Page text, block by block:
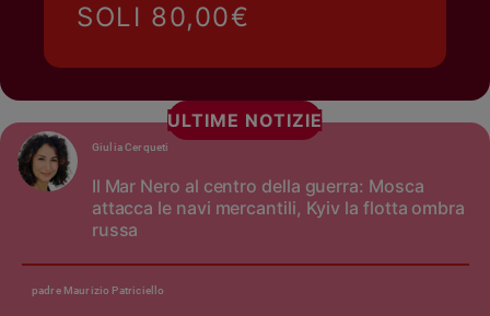
SOLI 80,00€
ULTIME NOTIZIE
Il Mar Nero al centro della guerra: Mosca
attacca le navi mercantili, Kyiv la flotta ombra
russa
Giulia Cerqueti
padre Maurizio Patriciello